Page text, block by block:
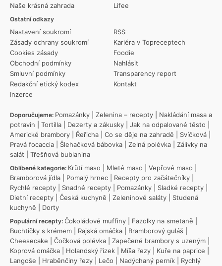
Naše krásná zahrada
Ostatní odkazy
Nastavení soukromí
Zásady ochrany soukromí
Cookies zásady
Obchodní podmínky
Smluvní podmínky
Redakční etický kodex
Inzerce
RSS
Kariéra v Topreceptech
Foodie
Nahlásit
Transparency report
Kontakt
Lifee
Doporučujeme: Pomazánky Zelenina – recepty
Nakládání masa a
potravin
Tortilla Dezerty a zákusky Jak na odpalované těsto
Americké brambory
Řeřicha Co se děje na zahradě Svíčková
Pravá focaccia
Šlehačková bábovka Zelná polévka
Zálivky na
salát
Třešňová bublanina
Oblíbené kategorie: Krůtí maso Mleté maso Vepřové maso
Bramborová jídla
Pomalý hrnec Recepty pro začátečníky
Rychlé recepty
Snadné recepty Pomazánky Sladké recepty
Dietní recepty
Česká kuchyně Zeleninové saláty
Studená
kuchyně
Dorty
Populární recepty: Čokoládové muffiny Fazolky na smetaně
Buchtičky s krémem
Rajská omáčka Bramborový guláš
Cheesecake
Čočková polévka Zapečené brambory s uzeným
Koprová omáčka
Holandský řízek Míša řezy Kuře na paprice
Langoše
Hraběnčiny řezy Lečo Nadýchaný perník
Rychlý